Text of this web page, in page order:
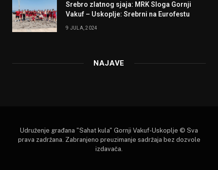
Srebro zlatnog sjaja: MRK Sloga Gornji
Vakuf – Uskoplje: Srebrni na Eurofestu
9 JULA, 2024
NAJAVE
Udruženje građana "Sahat kula" Gornji Vakuf-Uskoplje © Sva
prava zadržana. Zabranjeno preuzimanje sadržaja bez dozvole
izdavača.